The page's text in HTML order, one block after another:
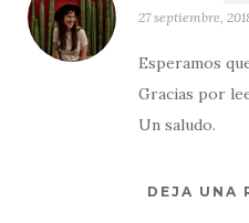
27 septiembre,
Esperamos
Gracias por
Un saludo.
DEJA UNA